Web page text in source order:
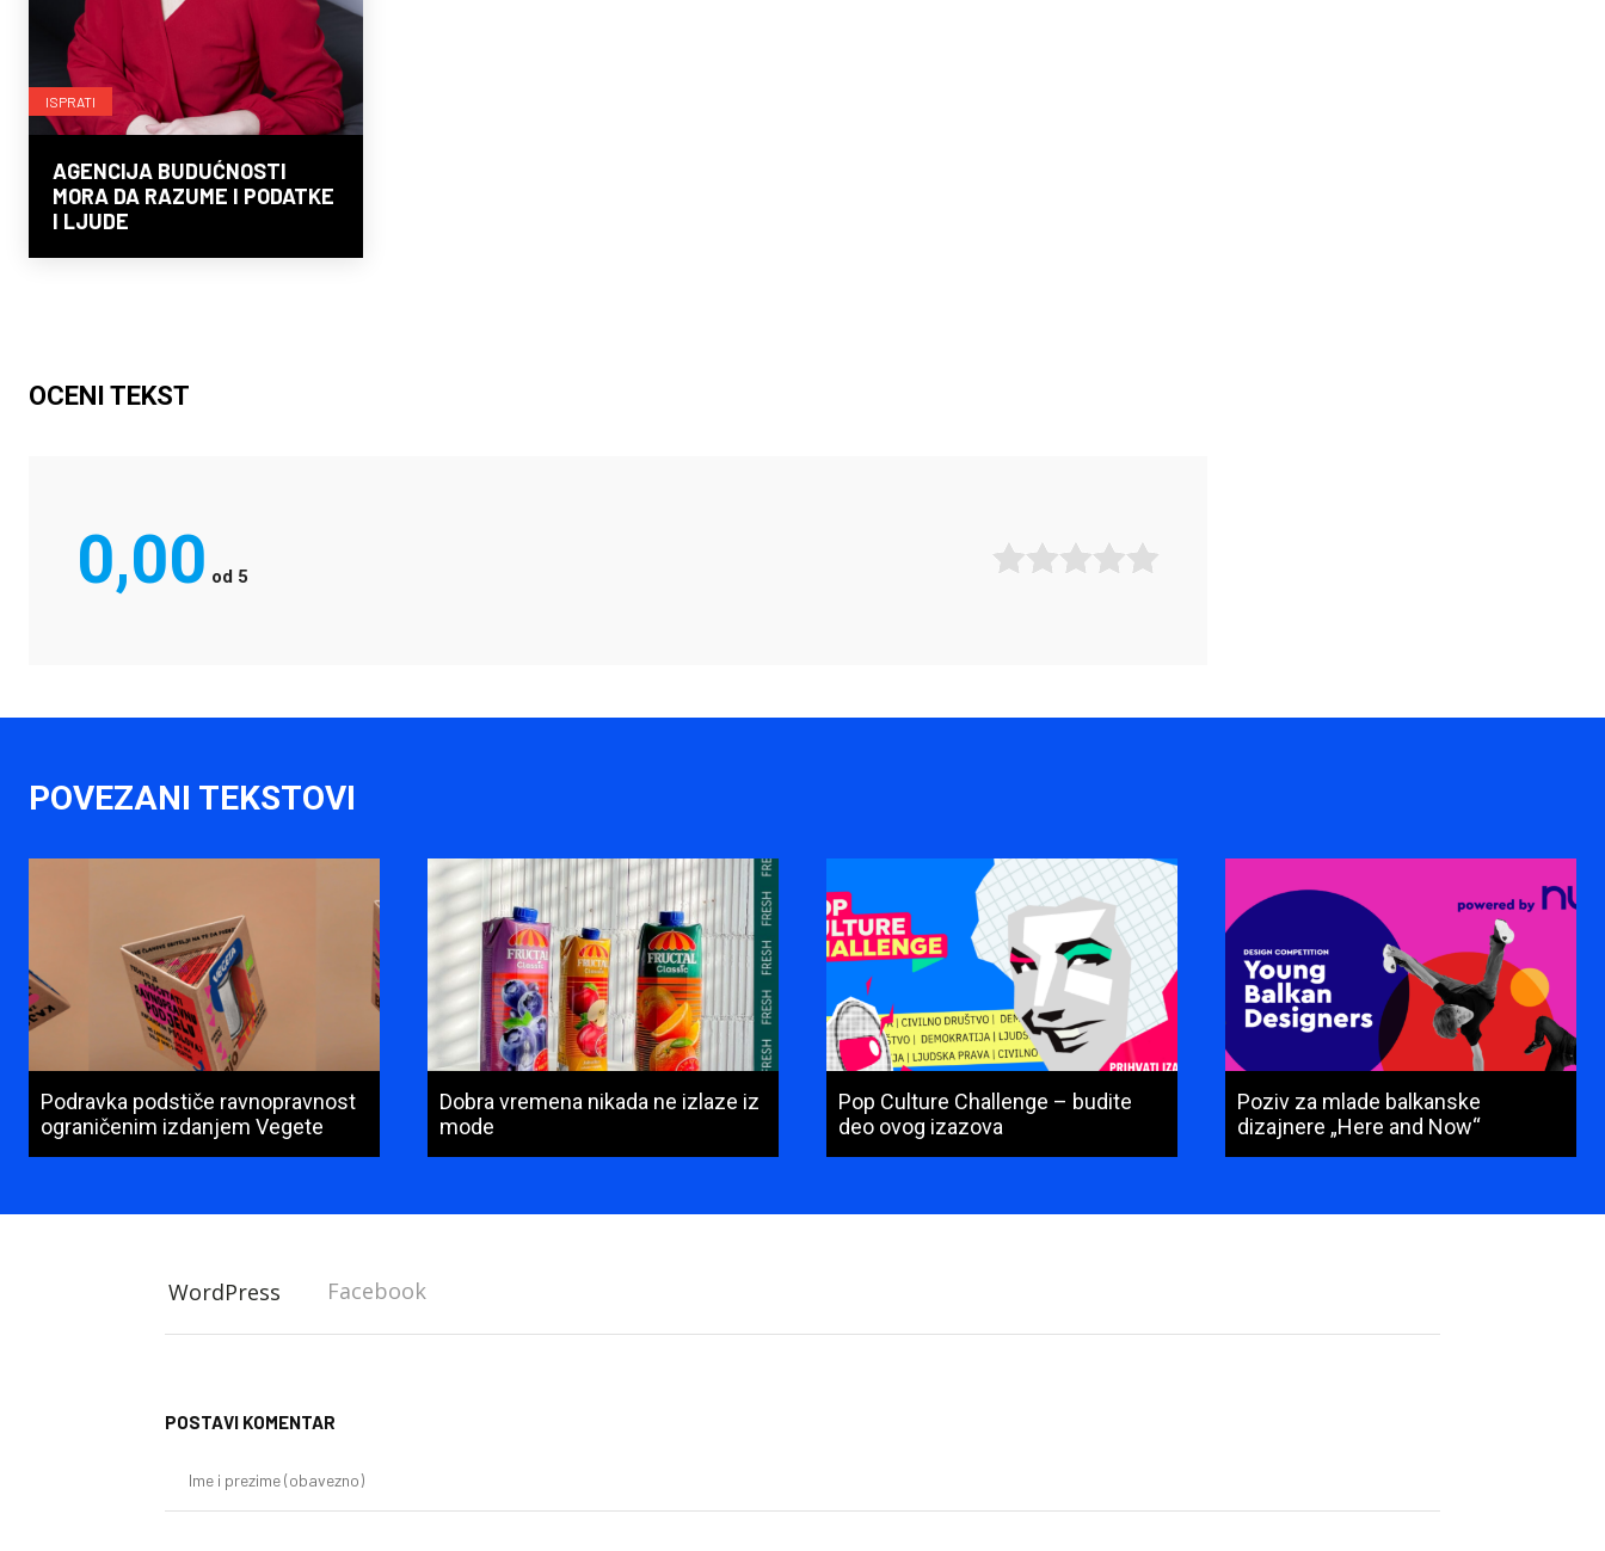
ISPRATI
AGENCIJA BUDUĆNOSTI
MORA DA RAZUME I PODATKE
I LJUDE
OCENI TEKST
0,00 od 5
POVEZANI TEKSTOVI
Podravka podstiče ravnopravnost
ograničenim izdanjem Vegete
Dobra vremena nikada ne izlaze iz
mode
Pop Culture Challenge – budite
deo ovog izazova
Poziv za mlade balkanske
dizajnere „Here and Now“
WordPress Facebook
POSTAVI KOMENTAR
prezime